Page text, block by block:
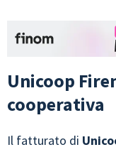
Unicoop
cooperativa
Il fatturato di